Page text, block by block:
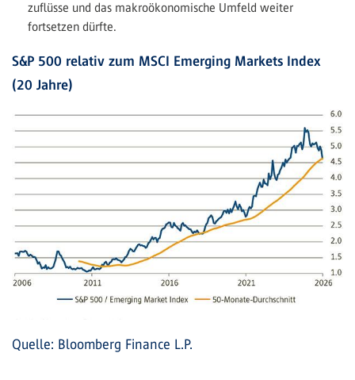
zuflüsse und das makroökonomische Umfeld weiter
fortsetzen dürfte.
S&P 500 relativ zum MSCI Emerging Markets Index
(20 Jahre)
Quelle: Bloomberg Finance L.P.